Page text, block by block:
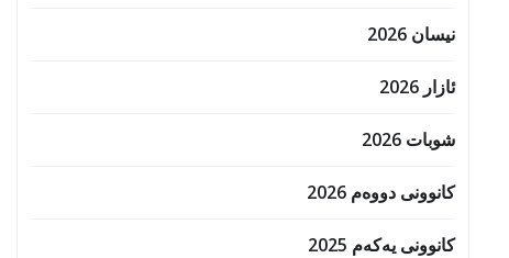
نیسان 2026
ئازار 2026
شوبات 2026
کانوونی دووەم 2026
کانوونی یەکەم 2025